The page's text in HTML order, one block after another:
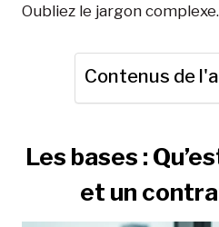
Oubliez le jargon
Contenus de
Les bases :
et un